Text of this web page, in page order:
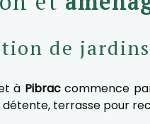
de
à Pibraccommence
terrasse pour